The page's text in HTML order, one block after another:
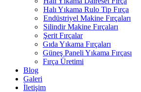
Halı Yıkama Rulo Tip Fırça
Endüstriyel Makine Fırçaları
Silindir Makine Fırçaları
Şerit Fırçalar
Gıda Yıkama Fırçaları
Güneş Paneli Yıkama Fırçası
Fırça Üretimi
Blog
Galeri
İletişim